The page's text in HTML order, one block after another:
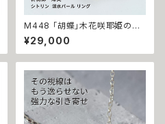
M448 「胡蝶」木花咲耶姫の愛
の祈り パール シトリン リング
運気上昇 成功 出世 恋愛運 魅
力運 縁結び お守り 御守り おま
願望成就 開運 開運グッズ 恋愛
成就 引き寄せ 運命 成功運 人
間関係 良縁 良縁成就 人気運
魅了 モテ 運気 恋愛 おまもり
¥29,000